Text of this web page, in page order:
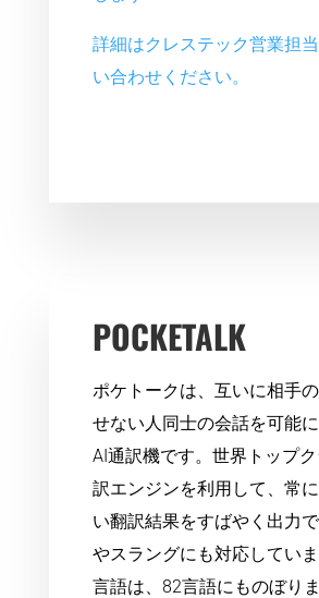
詳細はクレステック営業担
い合わせください。
POCKETALK
ポケトークは、互いに相手
せない人同士の会話を可能
AI通訳機です。世界トップ
訳エンジンを利用して、常
い翻訳結果をすばやく出力
やスラングにも対応してい
言語は、82言語にものぼりま